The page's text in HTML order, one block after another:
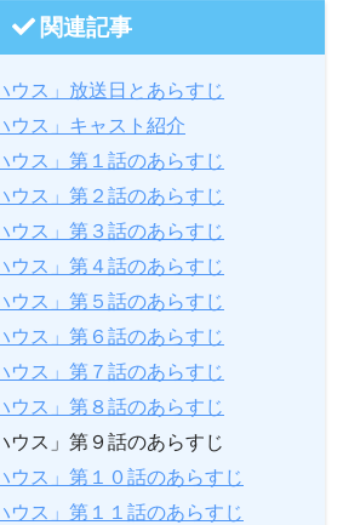
関連記事
ウス」放送日とあらすじ
ウス」キャスト紹介
ウス」第１話のあらすじ
ウス」第２話のあらすじ
ウス」第３話のあらすじ
ウス」第４話のあらすじ
ウス」第５話のあらすじ
ウス」第６話のあらすじ
ウス」第７話のあらすじ
ウス」第８話のあらすじ
ウス」第９話のあらすじ
ウス」第１０話のあらすじ
ウス」第１１話のあらすじ